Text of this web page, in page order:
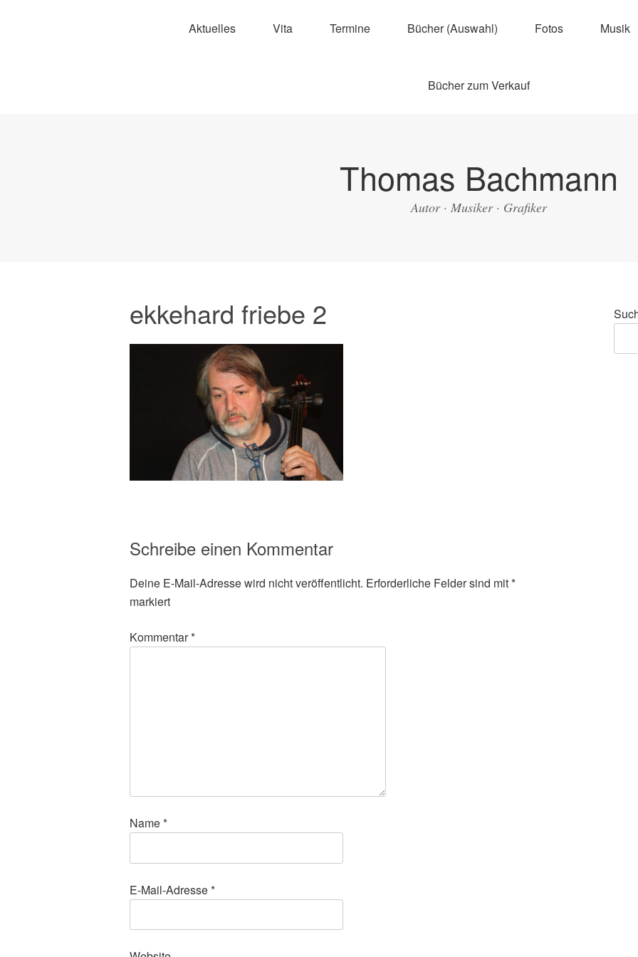
Aktuelles Vita Termine Bücher (Auswahl) Fotos Musik
Bücher zum Verkauf
Thomas Bachmann
Autor · Musiker · Grafiker
ekkehard friebe 2
Schreibe einen Kommentar
Deine E-Mail-Adresse wird nicht veröffentlicht. Erforderliche Felder sind mit*
markiert
Kommentar*
Name*
E-Mail-Adresse*